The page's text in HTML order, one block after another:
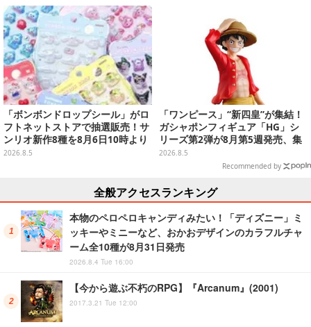
「ボンボンドロップシール」がロ
フトネットストアで抽選販売！サ
ンリオ新作8種を8月6日10時より
受付開始
2026.8.5
「ワンピース」“新四皇”が集結！
ガシャポンフィギュア「HG」シ
リーズ第2弾が8月第5週発売、集
めて並べたくなるクオリティ
2026.8.5
Recommended by
全般アクセスランキング
本物のペロペロキャンディみたい！「ディズニー」ミ
ッキーやミニーなど、おかおデザインのカラフルチャ
ーム全10種が8月31日発売
2026.8.4 Tue 16:00
【今から遊ぶ不朽のRPG】『Arcanum』(2001)
2017.3.21 Tue 12:00